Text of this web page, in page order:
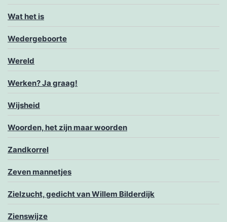
Wat het is
Wedergeboorte
Wereld
Werken? Ja graag!
Wijsheid
Woorden, het zijn maar woorden
Zandkorrel
Zeven mannetjes
Zielzucht, gedicht van Willem Bilderdijk
Zienswijze